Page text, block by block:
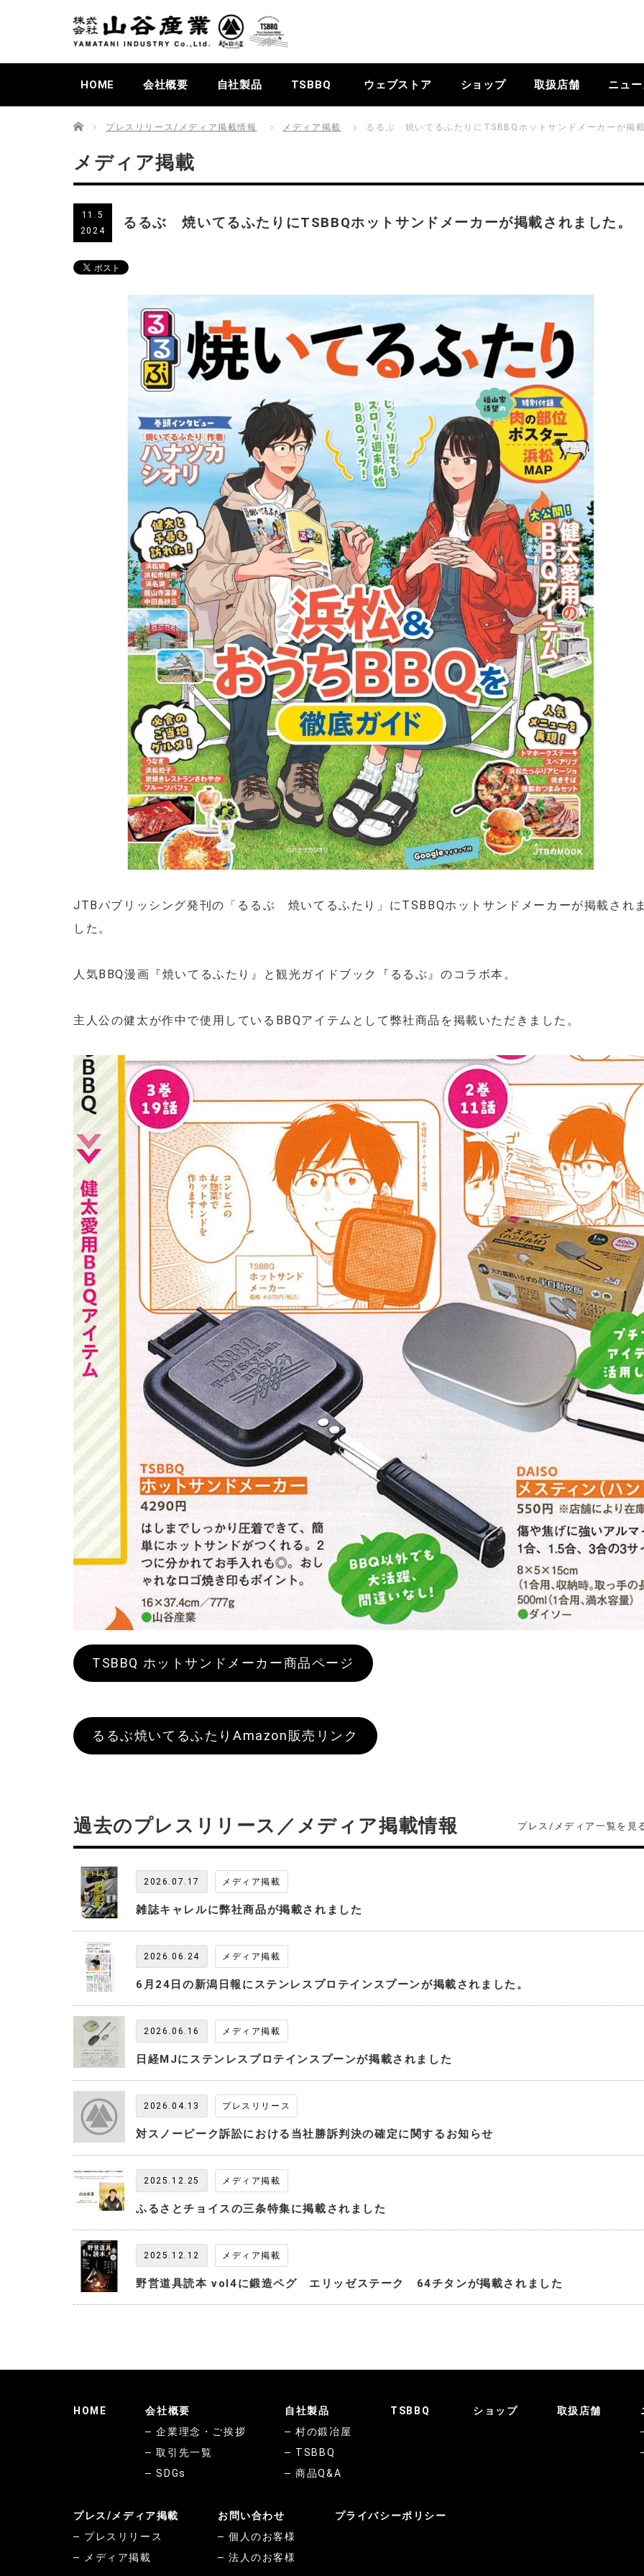
HOME 会社概要 自社製品 TSBBQ ウェブストア ショップ 取扱店舗 ニュ
Home プレスリリース/メディア掲載情報 メディア掲載 るるぶ 焼いてるふたりにTSBBQホットサンドメーカーが掲
メディア掲載
11.5
2024
るるぶ 焼いてるふたりにTSBBQホットサンドメーカーが掲載されました。
JTBパブリッシング発刊の「るるぶ 焼いてるふたり」にTSBBQホットサンドメーカーが掲載され
した。
人気BBQ漫画『焼いてるふたり』と観光ガイドブック『るるぶ』のコラボ本。
主人公の健太が作中で使用しているBBQアイテムとして弊社商品を掲載いただきました。
TSBBQ ホットサンドメーカー商品ページ
るるぶ焼いてるふたりAmazon販売リンク
過去のプレスリリース／メディア掲載情報
2026.07.17 メディア掲載
雑誌キャレルに弊社商品が掲載されました
2026.06.24 メディア掲載
6月24日の新潟日報にステンレスプロテインスプーンが掲載されました。
2026.06.16 メディア掲載
日経MJにステンレスプロテインスプーンが掲載されました
2026.04.13 プレスリリース
対スノーピーク訴訟における当社勝訴判決の確定に関するお知らせ
2025.12.25 メディア掲載
ふるさとチョイスの三条特集に掲載されました
2025.12.12 メディア掲載
野営道具読本 vol4に鍛造ペグ エリッゼステーク 64チタンが掲載されました
プレス/メディア一覧を見
HOME
会社概要
企業理念・ご挨拶
取引先一覧
SDGs
自社製品
村の鍛冶屋
TSBBQ
商品Q&A
TSBBQ ショップ 取扱店舗
プレス/メディア掲載
プレスリリース
メディア掲載
お問い合わせ
個人のお客様
法人のお客様
プライバシーポリシー